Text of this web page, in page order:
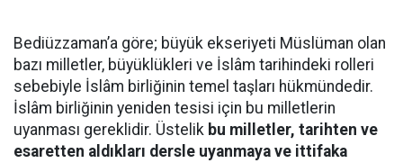
Bediüzzaman’a göre; büyük ekseriyeti Müslüman olan
bazı milletler, büyüklükleri ve İslâm tarihindeki rolleri
sebebiyle İslâm birliğinin temel taşları hükmündedir.
İslâm birliğinin yeniden tesisi için bu milletlerin
uyanması gereklidir. Üstelik bu milletler, tarihten ve
esaretten aldıkları dersle uyanmaya ve ittifaka